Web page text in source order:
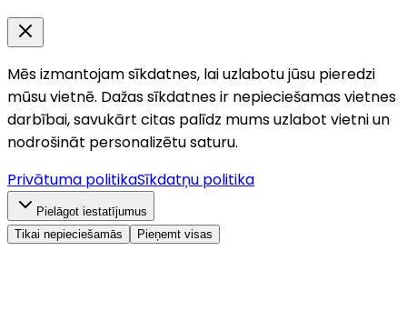
Mēs izmantojam sīkdatnes, lai uzlabotu jūsu pieredzi
mūsu vietnē. Dažas sīkdatnes ir nepieciešamas vietnes
darbībai, savukārt citas palīdz mums uzlabot vietni un
nodrošināt personalizētu saturu.
Privātuma politikaSīkdatņu politika
Pielāgot iestatījumus
Tikai nepieciešamās
Pieņemt visas